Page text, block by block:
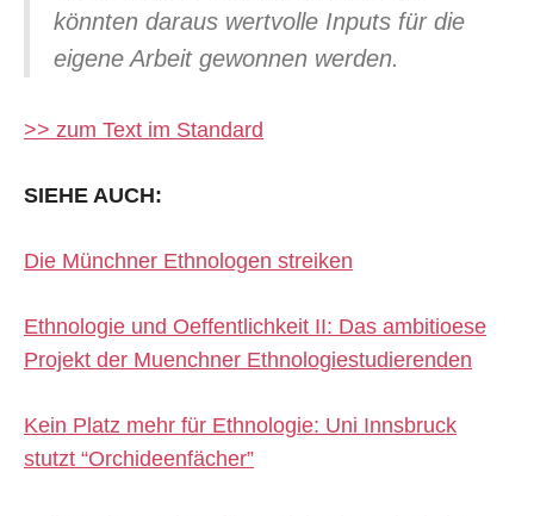
könnten daraus wertvolle Inputs für die
eigene Arbeit gewonnen werden.
>> zum Text im Standard
SIEHE AUCH:
Die Münchner Ethnologen streiken
Ethnologie und Oeffentlichkeit II: Das ambitioese
Projekt der Muenchner Ethnologiestudierenden
Kein Platz mehr für Ethnologie: Uni Innsbruck
stutzt “Orchideenfächer”